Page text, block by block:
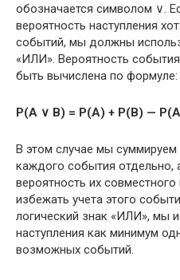
обозначается символом ∨.
вероятность наступления
событий, мы должны
«ИЛИ». Вероятность
быть вычислена по формуле:
P(A ∨ B) = P(A) + P(B) —
В этом случае мы суммируем
каждого события отдельно,
вероятность их
избежать учета этого
логический знак «ИЛИ», мы
наступления как минимум
возможных событий.